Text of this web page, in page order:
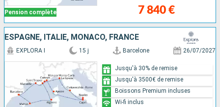
Pension complète 7 840 €
ESPAGNE, ITALIE, MONACO, FRANCE
EXPLORA I 15 j Barcelone 26/07/2027
Jusqu'à 30% de remise
Jusqu'à 3500€ de remise
Boissons Premium incluses
Wi-fi inclus